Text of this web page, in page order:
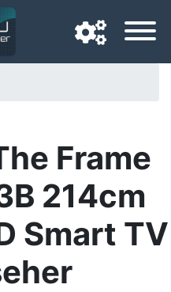
Frame
214cm
Smart TV